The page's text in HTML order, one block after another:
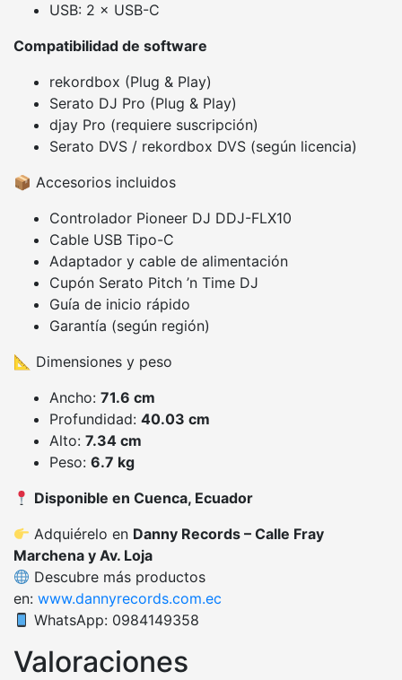
USB: 2 × USB-C
Compatibilidad de software
rekordbox (Plug & Play)
Serato DJ Pro (Plug & Play)
djay Pro (requiere suscripción)
Serato DVS / rekordbox DVS (según licencia)
📦 Accesorios incluidos
Controlador Pioneer DJ DDJ-FLX10
Cable USB Tipo-C
Adaptador y cable de alimentación
Cupón Serato Pitch ’n Time DJ
Guía de inicio rápido
Garantía (según región)
📐 Dimensiones y peso
Ancho: 71.6 cm
Profundidad: 40.03 cm
Alto: 7.34 cm
Peso: 6.7 kg
Disponible en Cuenca, Ecuador
Adquiérelo en Danny Records – Calle Fray
Marchena y Av. Loja
Descubre más productos
en: www.dannyrecords.com.ec
WhatsApp: 0984149358
Valoraciones